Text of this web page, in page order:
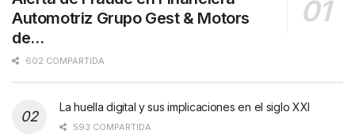
Automotriz Grupo Gest & Motors
de…
602 COMPARTIDA
La huella digital y sus implicaciones en el siglo XXI
593 COMPARTIDA